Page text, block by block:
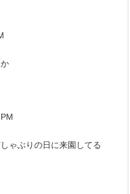
ゃぶりの日に来園してる